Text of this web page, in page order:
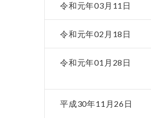
令和元年03月11日
令和元年02月18日
令和元年01月28日
平成30年11月26日